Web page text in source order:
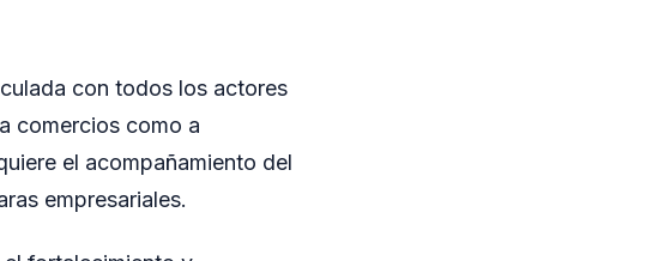
con todos los actores
comercios como a
el acompañamiento del
empresariales.